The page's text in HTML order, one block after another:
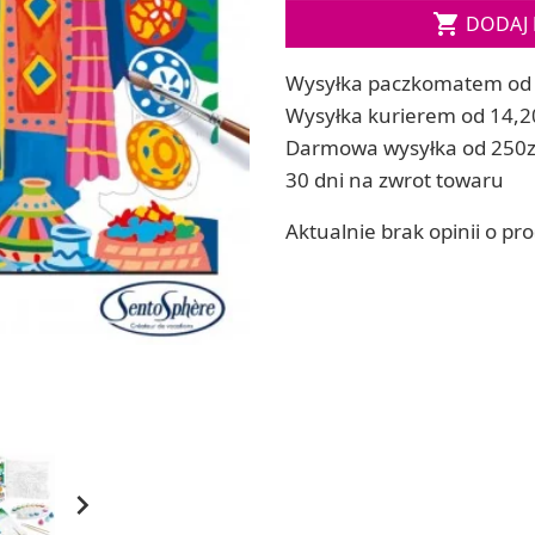
ręcznych
Zestawy do kul do kąpieli
Soda, kwasek, formy do kul do kąpieli
Dodatki: barwniki i zapachy
RZEŹBA, GLINY I ODLEWY
Lepienie i rzeźbienie
Odlewy dekoracyjne
Tworzenie z gliny polimerowej
Modelowanie dla dzieci

 DODAJ
Wysyłka paczkomatem od
Wysyłka kurierem od
Darmowa wysyłka od
30 dni na zwrot towaru
Aktualnie brak opinii o